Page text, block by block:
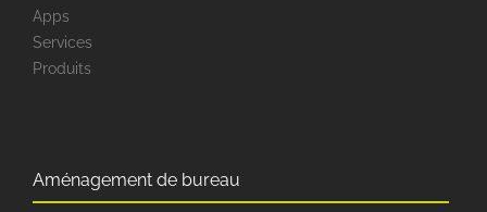
Apps
Services
Produits
Aménagement de bureau